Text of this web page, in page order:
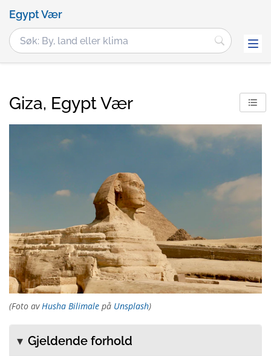
Egypt Vær
Giza, Egypt Vær
(Foto av Husha Bilimale på Unsplash)
Gjeldende forhold